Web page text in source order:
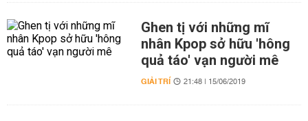
Ghen tị với những mĩ
nhân Kpop sở hữu 'hông
quả táo' vạn người mê
GIẢI TRÍ 21:48 | 15/06/2019